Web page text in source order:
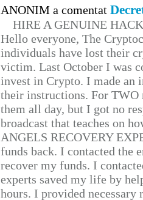
ANONIM a comentat
HIRE A GENUINE
Hello everyone, The
individuals have lost their
victim. Last October I was
invest in Crypto. I made
their instructions. For TWO
them all day, but I got no
broadcast that teaches on
ANGELS RECOVERY
funds back. I contacted the
recover my funds. I
experts saved my life by
hours. I provided